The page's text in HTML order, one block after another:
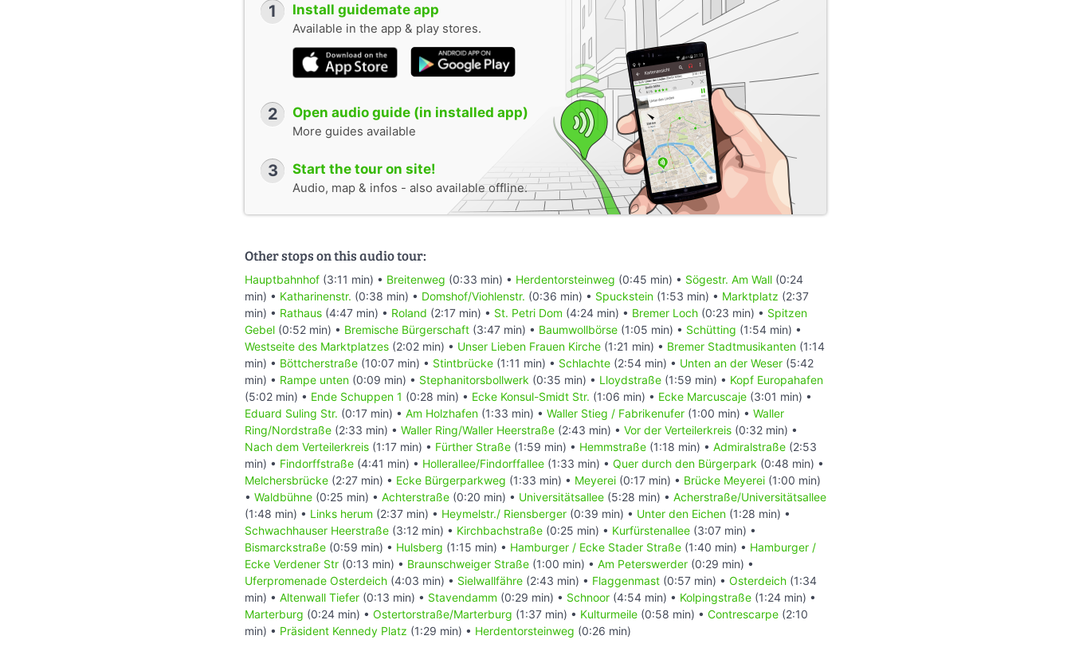
1 Install guidemate app
Available in the app & play stores.
2 Open audio guide (in installed app)
More guides available
3 Start the tour on site!
Audio, map & infos - also available offline.
Other stops on this audio tour:
Hauptbahnhof (3:11 min) • Breitenweg (0:33 min) • Herdentorsteinweg (0:45 min) • Sögestr. Am Wall (0:24
min) • Katharinenstr. (0:38 min) • Domshof/Viohlenstr. (0:36 min) • Spuckstein (1:53 min) • Marktplatz (2:37
min) • Rathaus (4:47 min) • Roland (2:17 min) • St. Petri Dom (4:24 min) • Bremer Loch (0:23 min) • Spitzen
Gebel (0:52 min) • Bremische Bürgerschaft (3:47 min) • Baumwollbörse (1:05 min) • Schütting (1:54 min) •
Westseite des Marktplatzes (2:02 min) • Unser Lieben Frauen Kirche (1:21 min) • Bremer Stadtmusikanten (1:14
min) • Böttcherstraße (10:07 min) • Stintbrücke (1:11 min) • Schlachte (2:54 min) • Unten an der Weser (5:42
min) • Rampe unten (0:09 min) • Stephanitorsbollwerk (0:35 min) • Lloydstraße (1:59 min) • Kopf Europahafen
(5:02 min) • Ende Schuppen 1 (0:28 min) • Ecke Konsul-Smidt Str. (1:06 min) • Ecke Marcuscaje (3:01 min) •
Eduard Suling Str. (0:17 min) • Am Holzhafen (1:33 min) • Waller Stieg / Fabrikenufer (1:00 min) • Waller
Ring/Nordstraße (2:33 min) • Waller Ring/Waller Heerstraße (2:43 min) • Vor der Verteilerkreis (0:32 min) •
Nach dem Verteilerkreis (1:17 min) • Fürther Straße (1:59 min) • Hemmstraße (1:18 min) • Admiralstraße (2:53
min) • Findorffstraße (4:41 min) • Hollerallee/Findorffallee (1:33 min) • Quer durch den Bürgerpark (0:48 min) •
Melchersbrücke (2:27 min) • Ecke Bürgerparkweg (1:33 min) • Meyerei (0:17 min) • Brücke Meyerei (1:00 min)
• Waldbühne (0:25 min) • Achterstraße (0:20 min) • Universitätsallee (5:28 min) • Acherstraße/Universitätsallee
(1:48 min) • Links herum (2:37 min) • Heymelstr./ Riensberger (0:39 min) • Unter den Eichen (1:28 min) •
Schwachhauser Heerstraße (3:12 min) • Kirchbachstraße (0:25 min) • Kurfürstenallee (3:07 min) •
Bismarckstraße (0:59 min) • Hulsberg (1:15 min) • Hamburger / Ecke Stader Straße (1:40 min) • Hamburger /
Ecke Verdener Str (0:13 min) • Braunschweiger Straße (1:00 min) • Am Peterswerder (0:29 min) •
Uferpromenade Osterdeich (4:03 min) • Sielwallfähre (2:43 min) • Flaggenmast (0:57 min) • Osterdeich (1:34
min) • Altenwall Tiefer (0:13 min) • Stavendamm (0:29 min) • Schnoor (4:54 min) • Kolpingstraße (1:24 min) •
Marterburg (0:24 min) • Ostertorstraße/Marterburg (1:37 min) • Kulturmeile (0:58 min) • Contrescarpe (2:10
min) • Präsident Kennedy Platz (1:29 min) • Herdentorsteinweg (0:26 min)